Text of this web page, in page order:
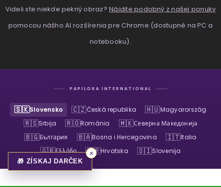
Videli ste niekde pekný obraz?Nájdite podobný z našej ponuky
pomocou nášho AI rozšírenia pre Chrome (dostupné na PC a
notebooku).
PAPILORA INTERNATIONAL
🇸🇰Slovensko 🇨🇿Česká republika 🇭🇺Magyarország
🇷🇸Srbija 🇷🇴România 🇲🇰Северна Македонија
🇧🇬България 🇧🇦Bosna i Hercegovina 🇮🇹Italia
🇬🇷Ελλάδα 🇭🇷Hrvatska 🇸🇮Slovenija
🎁 ZÍSKAJ DARČEK
×